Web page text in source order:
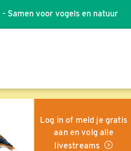
- Samen voor vogels en natuur
Log in of meld je gratis
aan en volg alle
livestreams